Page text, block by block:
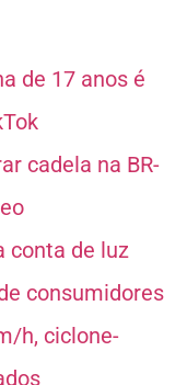
de 17 anos é
cadela na BR-
conta de luz
consumidores
h, ciclone-